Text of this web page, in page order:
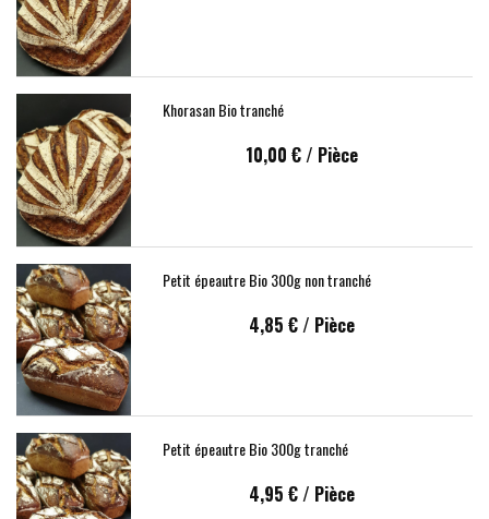
Khorasan Bio tranché
10,00 €/ Pièce
Petit épeautre Bio 300g non tranché
4,85 €/ Pièce
Petit épeautre Bio 300g tranché
4,95 €/ Pièce